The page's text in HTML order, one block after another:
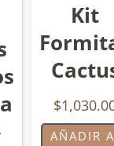
Kit
$
AÑADIR